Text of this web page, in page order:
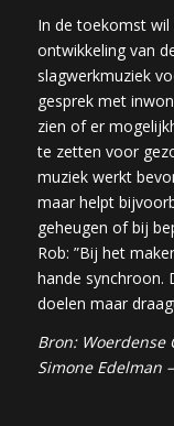
In de toekomst wil
ontwikkeling van
slagwerkmuziek
gesprek met
zien of er
te zetten voor
muziek werkt
maar helpt
geheugen of bij
Rob: ”Bij het
hande synchroon.
doelen maar
Bron: Woerdense
Simone Edelman